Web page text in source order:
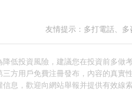
友情提示：多打電話、
低投資風險，建議您在投資前多
方用戶免費注冊發布，內容的真
息，歡迎向網站舉報并提供有效線